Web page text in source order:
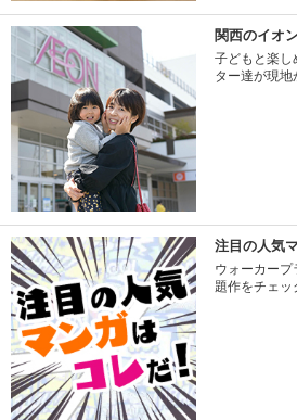
関西のイオ
子どもと楽し
ター達が現地
注目の人気
ウォーカー
題作をチェッ